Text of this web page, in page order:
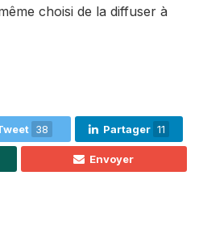
choisi de la diffuser à
38 Partager 11
Envoyer